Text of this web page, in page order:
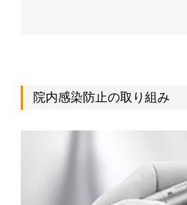
院内感染防止の取り組み